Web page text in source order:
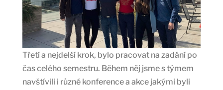
Třetí a nejdelší krok, bylo pracovat na zadání po
čas celého semestru. Během něj jsme s týmem
navštívili i různé konference a akce jakými byli